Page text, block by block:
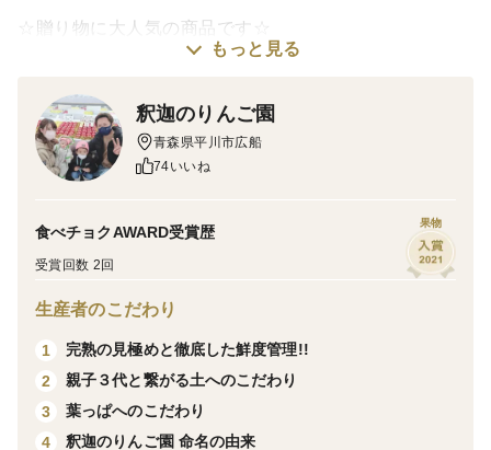
☆贈り物に大人気の商品です☆
老舗高級果物店でもお取り扱いいただいている
「自信の作品」です❗
糖度は１５度を超え、見栄え、食感が良く蜜が入り甘味
と酸味のバランスが抜群です。当園のサンふじは青森県
りんご品評会において全県第一席、農林水産生産局長
もっと見る
釈迦のりんご園
青森県平川市広船
74いいね
食べチョクAWARD受賞歴
受賞回数 2回
果物
生産者のこだわり
1
完熟の見極めと徹底した鮮度管理!!
2
親子３代と繋がる土へのこだわり
3
葉っぱへのこだわり
4
釈迦のりんご園 命名の由来